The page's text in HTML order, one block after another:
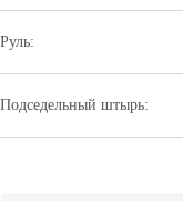
Руль:
Подседельный штырь: